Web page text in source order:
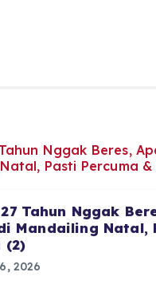
Tahun Nggak
Mandailing Natal,
(2)
2026